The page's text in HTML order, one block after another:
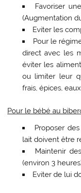
Favoriser
(Augmentation
Eviter les
Pour le
direct avec les
éviter les
ou limiter leur
frais, épices,
Pour le bébé au
Proposer
lait doivent être
Maintenir
(environ 3
Eviter de lui